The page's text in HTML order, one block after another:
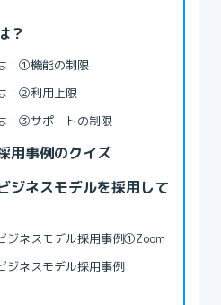
？
：①機能の制限
：②利用上限
：③サポートの制限
用事例のクイズ
ジネスモデルを採用して
ジネスモデル採用事例①Zoom
ジネスモデル採用事例